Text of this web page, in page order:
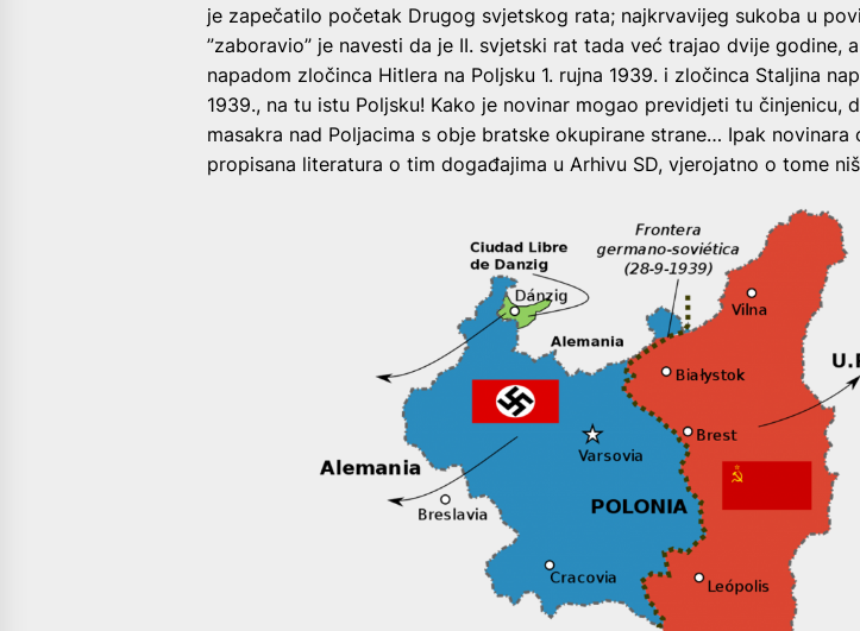
je zapečatilo početak Drugog svjetskog rata; najkrvavijeg sukoba u
”zaboravio” je navesti da je II. svjetski rat tada već trajao dvije godine,
napadom zločinca Hitlera na Poljsku 1. rujna 1939. i zločinca Staljina
1939., na tu istu Poljsku! Kako je novinar mogao previdjeti tu činjenicu,
masakra nad Poljacima s obje bratske okupirane strane… Ipak novinara
propisana literatura o tim događajima u Arhivu SD, vjerojatno o tome